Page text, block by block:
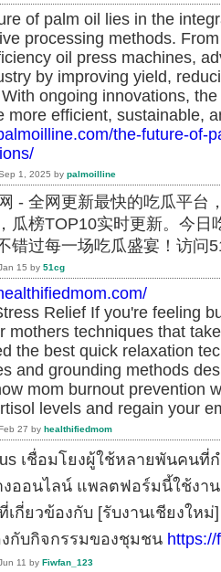
of palm oil lies in the
processing methods.
oil press machines,
by improving yield,
ongoing innovations,
more efficient, sustainable,
the-future-of-
1, 2025 by palmoilline
- 全网更新最快的吃瓜平台
瓜榜TOP10实时更新。今
错过每一场吃瓜盛宴！访问
15 by 51cg
Relief If you're feeling
mothers techniques that
the best quick relaxation
and grounding methods
mom burnout prevention
levels and regain your
27 by healthifiedmom
เชื่อมโยงผู้ใช้หลายพันคนที่
งออนไลน์ แพลตฟอร์มนี้ใช้งา
เกี่ยวข้องกับ [รับงานเชียงให
งกับกิจกรรมของชุมชน https://
11 by Fiwfan_123